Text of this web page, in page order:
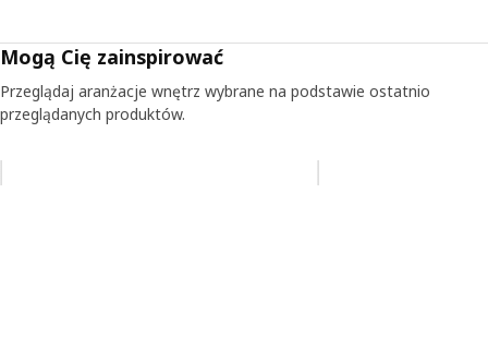
dywanu”. Anna ma nadzieję, że ta seria wzbudzi
zaciekawienie lasem i pomoże go zrozumieć. „Las jest
przecież domem dla zwierząt i roślin, dlatego tak ważne
jest, abyśmy pomagali go chronić”.
Mogą Cię zainspirować
Przeglądaj aranżacje wnętrz wybrane na podstawie ostatnio
przeglądanych produktów.